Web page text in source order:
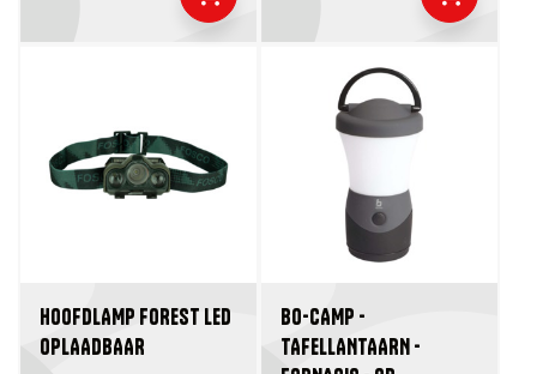
HOOFDLAMP FOREST LED
OPLAADBAAR
BO-CAMP -
TAFELLANTAARN -